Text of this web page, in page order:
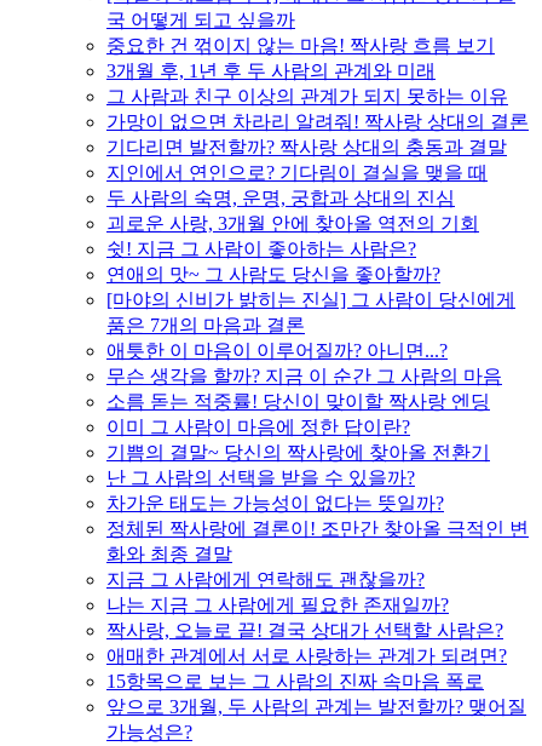
국 어떻게 되고 싶을까
중요한 건 꺾이지 않는 마음! 짝사랑 흐름 보기
3개월 후, 1년 후 두 사람의 관계와 미래
그 사람과 친구 이상의 관계가 되지 못하는 이유
가망이 없으면 차라리 알려줘! 짝사랑 상대의 결론
기다리면 발전할까? 짝사랑 상대의 충동과 결말
지인에서 연인으로? 기다림이 결실을 맺을 때
두 사람의 숙명, 운명, 궁합과 상대의 진심
괴로운 사랑, 3개월 안에 찾아올 역전의 기회
쉿! 지금 그 사람이 좋아하는 사람은?
연애의 맛~ 그 사람도 당신을 좋아할까?
[마야의 신비가 밝히는 진실] 그 사람이 당신에게
품은 7개의 마음과 결론
애틋한 이 마음이 이루어질까? 아니면...?
무슨 생각을 할까? 지금 이 순간 그 사람의 마음
소름 돋는 적중률! 당신이 맞이할 짝사랑 엔딩
이미 그 사람이 마음에 정한 답이란?
기쁨의 결말~ 당신의 짝사랑에 찾아올 전환기
난 그 사람의 선택을 받을 수 있을까?
차가운 태도는 가능성이 없다는 뜻일까?
정체된 짝사랑에 결론이! 조만간 찾아올 극적인 변
화와 최종 결말
지금 그 사람에게 연락해도 괜찮을까?
나는 지금 그 사람에게 필요한 존재일까?
짝사랑, 오늘로 끝! 결국 상대가 선택할 사람은?
애매한 관계에서 서로 사랑하는 관계가 되려면?
15항목으로 보는 그 사람의 진짜 속마음 폭로
앞으로 3개월, 두 사람의 관계는 발전할까? 맺어질
가능성은?